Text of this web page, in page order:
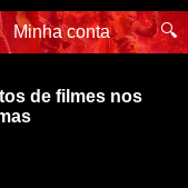
Minha conta 🔍
de filmes nos